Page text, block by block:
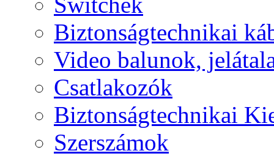
Biztonságtechnikai
Video balunok,
Csatlakozók
Biztonságtechnikai
Szerszámok